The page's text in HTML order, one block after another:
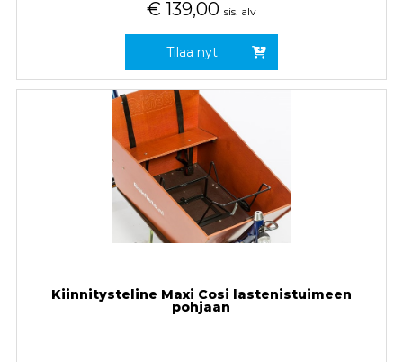
€ 139,00 sis. alv
Tilaa nyt
Kiinnitysteline Maxi Cosi lastenistuimeen
pohjaan